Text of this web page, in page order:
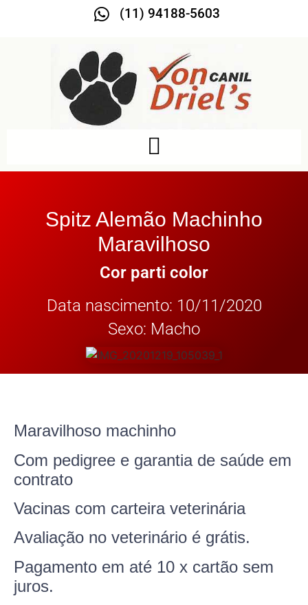
(11) 94188-5603
Spitz Alemão Machinho
Maravilhoso
Cor parti color
Data nascimento: 10/11/2020
Sexo: Macho
Maravilhoso machinho
Com pedigree e garantia de saúde em
contrato
Vacinas com carteira veterinária
Avaliação no veterinário é grátis.
Pagamento em até 10 x cartão sem
juros.